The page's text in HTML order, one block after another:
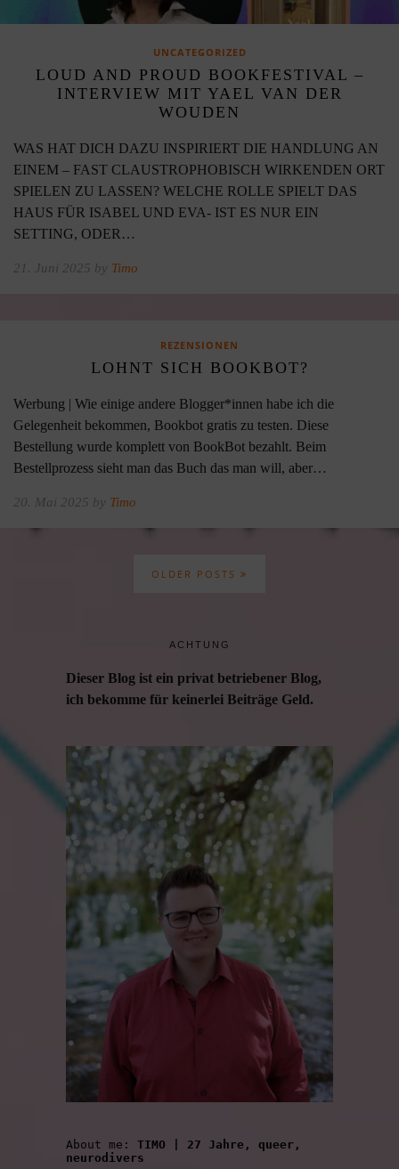
UNCATEGORIZED
LOUD AND PROUD BOOKFESTIVAL –
INTERVIEW MIT YAEL VAN DER
WOUDEN
WAS HAT DICH DAZU INSPIRIERT DIE HANDLUNG AN
EINEM – FAST CLAUSTROPHOBISCH WIRKENDEN ORT
SPIELEN ZU LASSEN? WELCHE ROLLE SPIELT DAS
HAUS FÜR ISABEL UND EVA- IST ES NUR EIN
SETTING, ODER…
21. Juni 2025 by Timo
REZENSIONEN
LOHNT SICH BOOKBOT?
Werbung | Wie einige andere Blogger*innen habe ich die
Gelegenheit bekommen, Bookbot gratis zu testen. Diese
Bestellung wurde komplett von BookBot bezahlt. Beim
Bestellprozess sieht man das Buch das man will, aber…
20. Mai 2025 by Timo
OLDER POSTS
ACHTUNG
Dieser Blog ist ein privat betriebener Blog,
ich bekomme für keinerlei Beiträge Geld.
About me: TIMO | 27 Jahre, queer,
neurodivers